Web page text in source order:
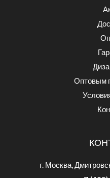
Оптовым
г. Москва,